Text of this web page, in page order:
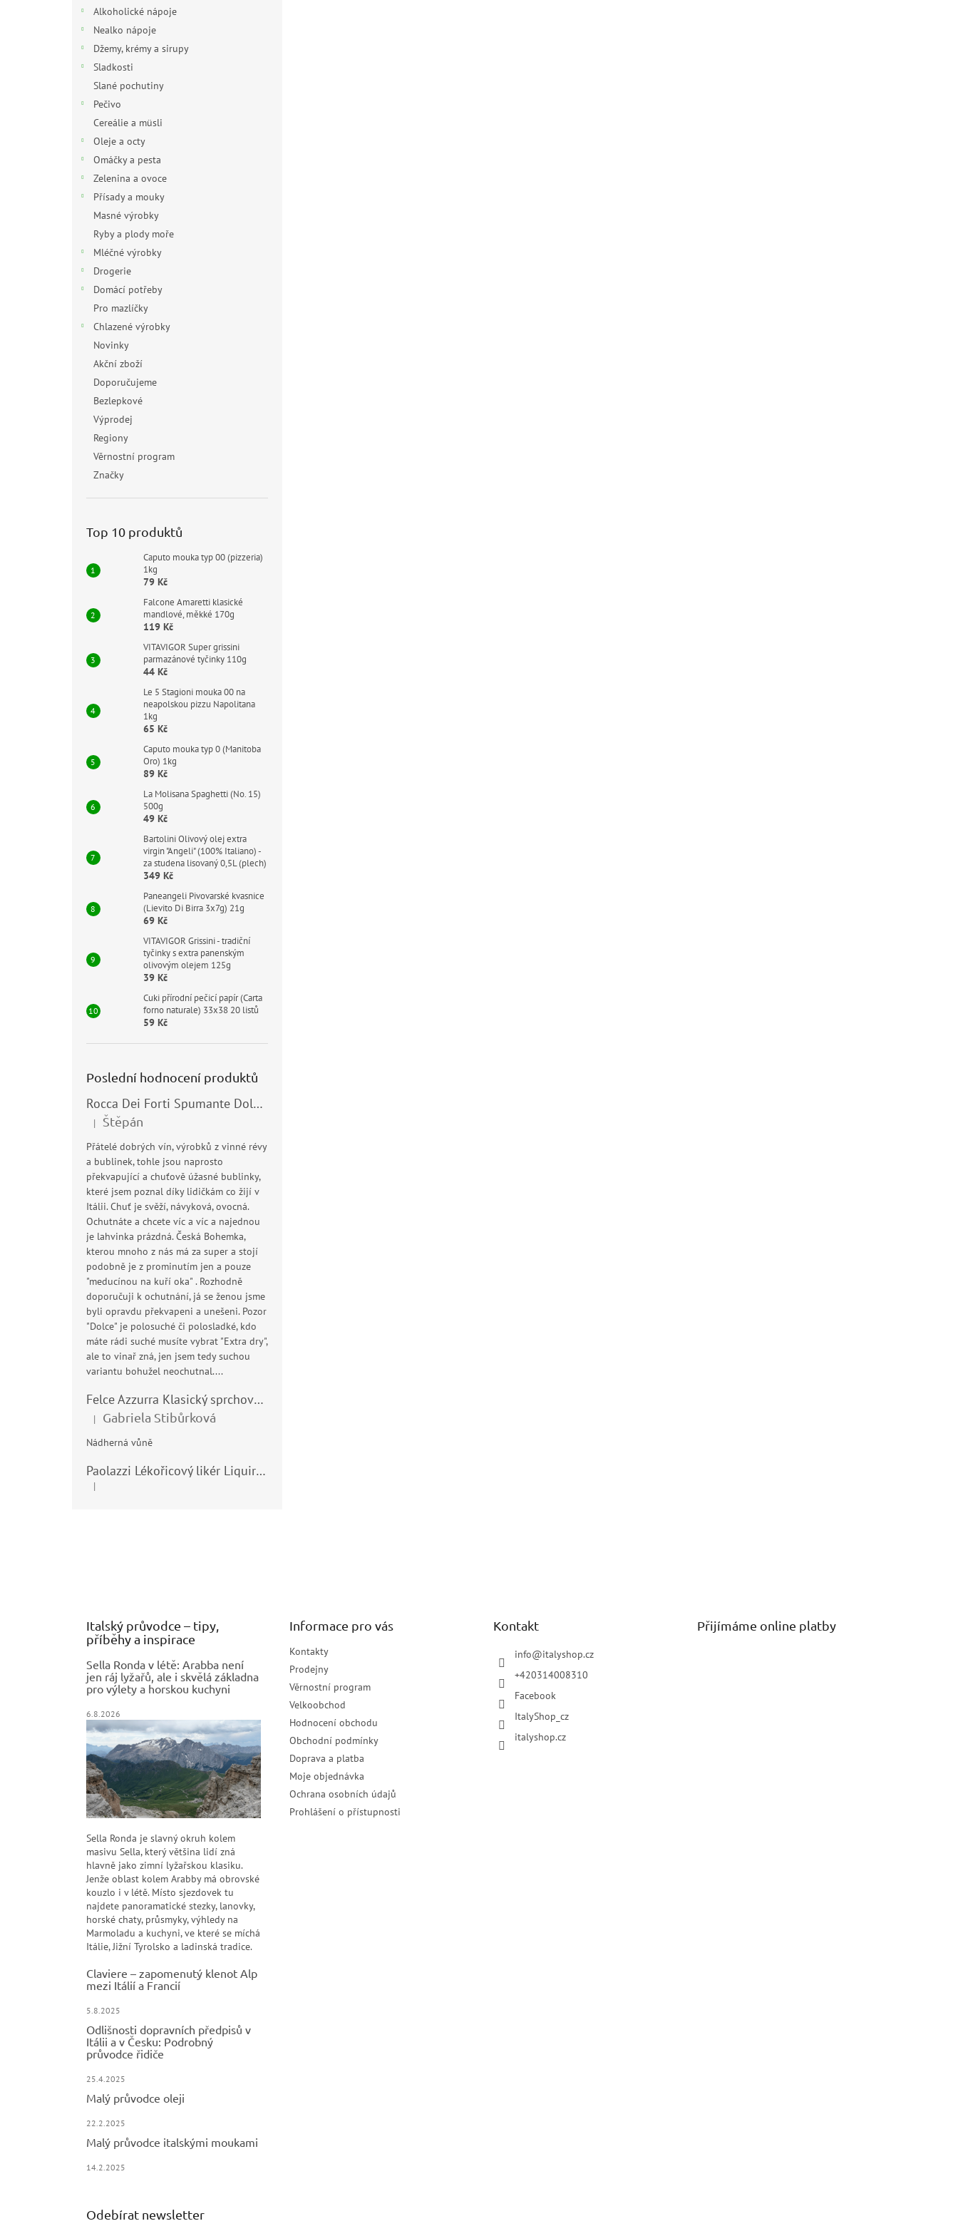
Alkoholické nápoje
Nealko nápoje
Džemy, krémy a sirupy
Sladkosti
Slané pochutiny
Pečivo
Cereálie a müsli
Oleje a octy
Omáčky a pesta
Zelenina a ovoce
Přísady a mouky
Masné výrobky
Ryby a plody moře
Mléčné výrobky
Drogerie
Domácí potřeby
Pro mazlíčky
Chlazené výrobky
Novinky
Akční zboží
Doporučujeme
Bezlepkové
Výprodej
Regiony
Věrnostní program
Značky
Top 10 produktů
Caputo mouka typ 00 (pizzeria)
1kg
79 Kč
Falcone Amaretti klasické
mandlové, měkké 170g
119 Kč
VITAVIGOR Super grissini
parmazánové tyčinky 110g
44 Kč
Le 5 Stagioni mouka 00 na
neapolskou pizzu Napolitana
1kg
65 Kč
Caputo mouka typ 0 (Manitoba
Oro) 1kg
89 Kč
La Molisana Spaghetti (No. 15)
500g
49 Kč
Bartolini Olivový olej extra
virgin "Angeli" (100% Italiano) -
za studena lisovaný 0,5L (plech)
349 Kč
Paneangeli Pivovarské kvasnice
(Lievito Di Birra 3x7g) 21g
69 Kč
VITAVIGOR Grissini - tradiční
tyčinky s extra panenským
olivovým olejem 125g
39 Kč
Cuki přírodní pečicí papír (Carta
forno naturale) 33x38 20 listů
59 Kč
Poslední hodnocení produktů
Rocca Dei Forti Spumante Dolce 11,5% 0,75l
Hodnocení produktu je 5 z 5 hvězdiček.
| Štěpán
Přátelé dobrých vín, výrobků z vinné révy
a bublinek, tohle jsou naprosto
překvapující a chuťově úžasné bublinky,
které jsem poznal díky lidičkám co žijí v
Itálii. Chuť je svěží, návyková, ovocná.
Ochutnáte a chcete víc a víc a najednou
je lahvinka prázdná. Česká Bohemka,
kterou mnoho z nás má za super a stojí
podobně je z prominutím jen a pouze
"meducínou na kuří oka" . Rozhodně
doporučuji k ochutnání, já se ženou jsme
byli opravdu překvapeni a unešeni. Pozor
"Dolce" je polosuché či polosladké, kdo
máte rádi suché musíte vybrat "Extra dry",
ale to vinař zná, jen jsem tedy suchou
variantu bohužel neochutnal....
Felce Azzurra Klasický sprchový gel - doccia gel 400ml
Hodnocení produktu je 5 z 5 hvězdiček.
| Gabriela Stibůrková
Nádherná vůně
Paolazzi Lékořicový likér Liquirizia 24% 0,7L
Hodnocení produktu je 5 z 5 hvězdiček.
|
Italský průvodce – tipy,
příběhy a inspirace
Sella Ronda v létě: Arabba není
jen ráj lyžařů, ale i skvělá základna
pro výlety a horskou kuchyni
6.8.2026
Sella Ronda je slavný okruh kolem
masivu Sella, který většina lidí zná
hlavně jako zimní lyžařskou klasiku.
Jenže oblast kolem Arabby má obrovské
kouzlo i v létě. Místo sjezdovek tu
najdete panoramatické stezky, lanovky,
horské chaty, průsmyky, výhledy na
Marmoladu a kuchyni, ve které se míchá
Itálie, Jižní Tyrolsko a ladinská tradice.
Claviere – zapomenutý klenot Alp
mezi Itálií a Francií
5.8.2025
Odlišnosti dopravních předpisů v
Itálii a v Česku: Podrobný
průvodce řidiče
25.4.2025
Malý průvodce oleji
22.2.2025
Malý průvodce italskými moukami
14.2.2025
Informace pro vás
Kontakty
Prodejny
Věrnostní program
Velkoobchod
Hodnocení obchodu
Obchodní podmínky
Doprava a platba
Moje objednávka
Ochrana osobních údajů
Prohlášení o přístupnosti
Kontakt
info@italyshop.cz
+420314008310
Facebook
ItalyShop_cz
italyshop.cz
Přijímáme online platby
Odebírat newsletter